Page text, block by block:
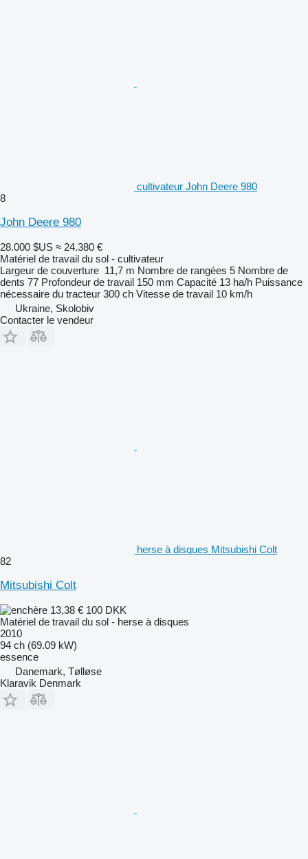
cultivateur John Deere 980
8
John Deere 980
28.000 $US ≈ 24.380 €
Matériel de travail du sol - cultivateur
Largeur de couverture 11,7 m Nombre de rangées 5 Nombre de
dents 77 Profondeur de travail 150 mm Capacité 13 ha/h Puissance
nécessaire du tracteur 300 ch Vitesse de travail 10 km/h
Ukraine, Skolobiv
Contacter le vendeur
herse à disques Mitsubishi Colt
82
Mitsubishi Colt
13,38 € 100 DKK
Matériel de travail du sol - herse à disques
2010
94 ch (69.09 kW)
essence
Danemark, Tølløse
Klaravik Denmark